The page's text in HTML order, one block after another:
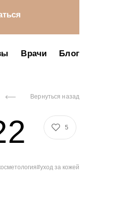
Врачи Блог
Вернуться назад
5
#уход за кожей